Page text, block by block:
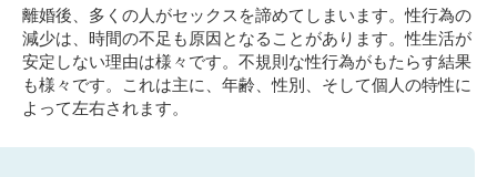
離婚後、多くの人がセックスを諦めてしまいます。性行為の
減少は、時間の不足も原因となることがあります。性生活が
安定しない理由は様々です。不規則な性行為がもたらす結果
も様々です。これは主に、年齢、性別、そして個人の特性に
よって左右されます。